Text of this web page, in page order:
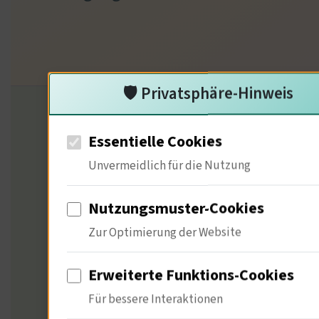
GLOBALE PERSPEKTIVEN – UNSERE METHODE
Die 10-
Medien
🛡️ Privatsphäre-Hinweis
Essentielle Cookies
Unvermeidlich für die Nutzung
Nutzungsmuster-Cookies
Zur Optimierung der Website
Erweiterte Funktions-Cookies
Für bessere Interaktionen